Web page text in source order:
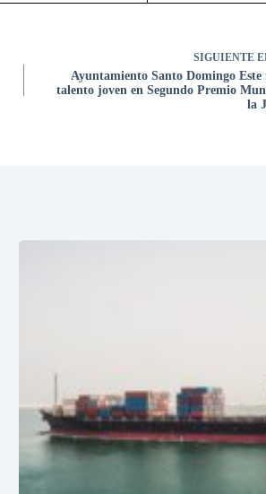
SIGUIENTE
Ayuntamiento Santo Domingo Este
talento joven en Segundo Premio
la